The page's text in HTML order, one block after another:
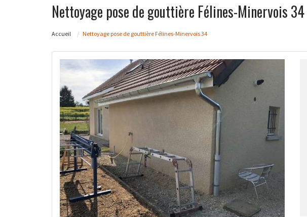
Nettoyage pose de gouttière Félines-Minervois 34
Accueil Nettoyage pose de gouttière Félines-Minervois 34